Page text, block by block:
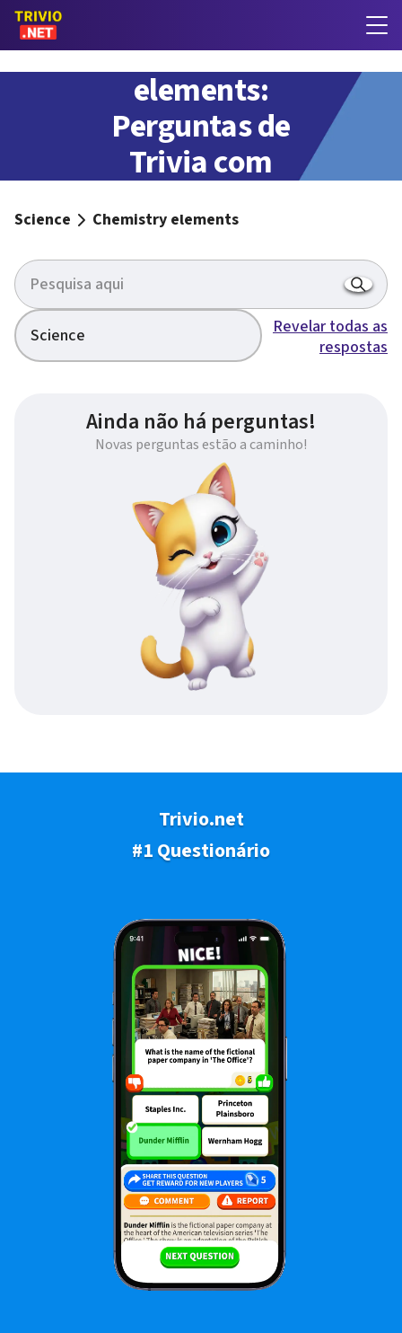
Chemistry
elements:
Perguntas de
Trivia com
Science Chemistry elements
Science
Revelar todas as
respostas
Ainda não há perguntas!
Novas perguntas estão a caminho!
Trivio.net
#1 Questionário